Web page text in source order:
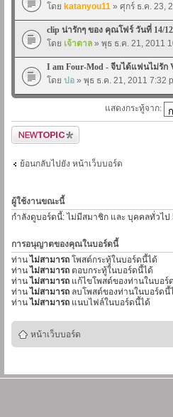
โดย katanyou11 » ศุกร์ ธ.ค. 23,
clip น่ารักๆ ของ คุณโฟร์ วันที่ 14/
โดย เจ้าตาล » พุธ ธ.ค. 21, 2011
I am Four-Mod - จีบได้แฟนไม่รัก
โดย ปอ » พุธ ธ.ค. 21, 2011 7:32
แสดงกระทู้จาก:
ตั้งกระทู้ใหม่
ย้อนกลับไปยัง หน้าเว็บบอร์ด
ผู้ใช้งานขณะนี้
กำลังดูบอร์ดนี้: ไม่มีสมาชิก และ บุคคลทั่วไป
การอนุญาตของคุณในบอร์ดนี้
ท่าน ไม่สามารถ โพสต์กระทู้ในบอร์ดนี้ได้
ท่าน ไม่สามารถ ตอบกระทู้ในบอร์ดนี้ได้
ท่าน ไม่สามารถ แก้ไขโพสต์ของท่านในบอร์
ท่าน ไม่สามารถ ลบโพสต์ของท่านในบอร์ดนี้
ท่าน ไม่สามารถ แนบไฟล์ในบอร์ดนี้ได้
หน้าเว็บบอร์ด